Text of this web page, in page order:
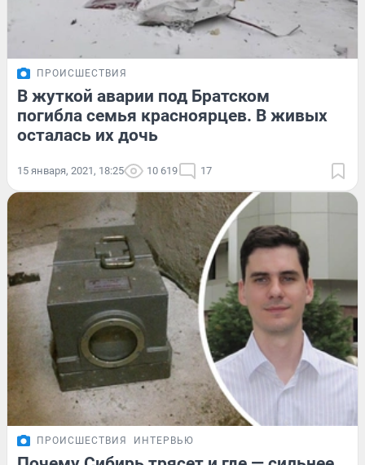
ПРОИСШЕСТВИЯ
В жуткой аварии под Братском
погибла семья красноярцев. В живых
осталась их дочь
15 января, 2021, 18:25 10 619 17
ПРОИСШЕСТВИЯ ИНТЕРВЬЮ